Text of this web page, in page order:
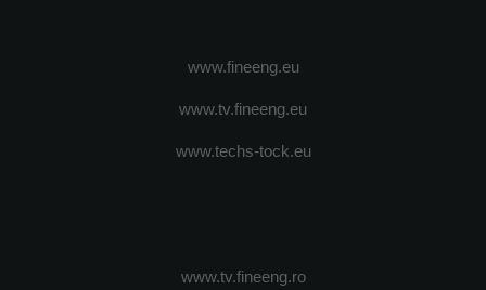
www.fineeng.eu
www.tv.fineeng.eu
www.techs-tock.eu
www.tv.fineeng.ro